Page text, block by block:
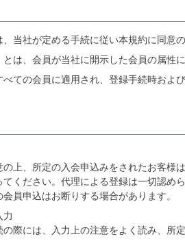
、当社が定める手続に従い本規約に同意
とは、会員が当社に開示した会員の属性
ての会員に適用され、登録手続時およ
の上、所定の入会申込みをされたお客様
てください。代理による登録は一切認め
会員申込はお断りする場合があります。
力
際には、入力上の注意をよく読み、所